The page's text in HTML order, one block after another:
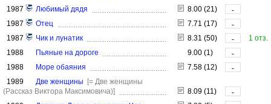
1987
Любимый дядя 8.00 (21)
-
1987
Отец 7.71 (17)
-
1987
Чик и лунатик 8.31 (50) -
1 отз.
1988
Пьяные на дороге 9.00 (1)
-
1988
Море обаяния 7.58 (12)
-
1989
Две женщины
[= Две женщины
(Рассказ Виктора Максимовича)]
8.09 (11)
-